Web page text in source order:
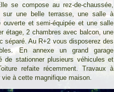
se compose au rez-de-chaussée,
sur une belle terrasse, une salle à
ouverte et semi-équipée et une salle
étage, 2 chambres avec balcon, une
séparé. Au R+2 vous disposerez des
En annexe un grand garage
de stationner plusieurs véhicules et
refaite récemment. Travaux à
à cette magnifique maison.